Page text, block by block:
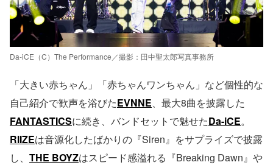
Da-iCE（C）The Performance／撮影：田中聖太郎写真事務所
「大きい赤ちゃん」「赤ちゃんワンちゃん」など個性的な
自己紹介で歓声を浴びたEVNNE 、最大8曲を披露した
FANTASTICSに続き、バンドセットで魅せたDa-iCE。
RIIZEは音源化したばかりの『Siren』をサプライズで披露
し、 THE BOYZはスピード感溢れる『Breaking Dawn』や